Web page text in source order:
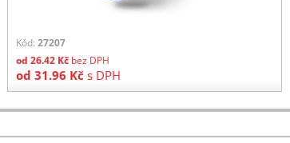
Kód:27207
od26.42 Kč bez DPH
od31.96 Kč s DPH